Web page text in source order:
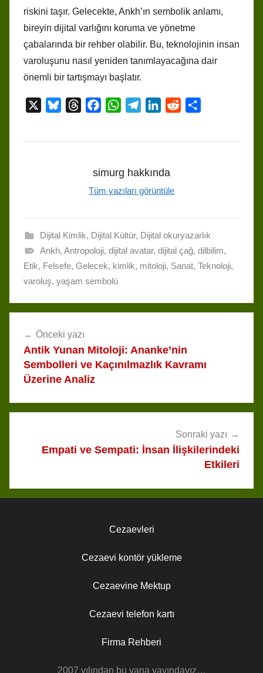
riskini taşır. Gelecekte, Ankh’ın sembolik anlamı,
bireyin dijital varlığını koruma ve yönetme
çabalarında bir rehber olabilir. Bu, teknolojinin insan
varoluşunu nasıl yeniden tanımlayacağına dair
önemli bir tartışmayı başlatır.
o
W
A
p
a
I
simurg hakkında
Tüm yazıları görüntüle
Dijital Kimlik, Dijital Kültür, Dijital okuryazarlık
Ankh, Antropoloji, dijital avatar, dijital çağ, dilbilim,
Etik, Felsefe, Gelecek, kimlik, mitoloji, Sanat, Teknoloji,
varoluş, yaşam sembolü
gezinmesi
Önceki yazı
Antik Yunan Mitoloji: Ananke’nin
Sembolleri ve Kaçınılmazlık Kavramı
Üzerine Analiz
Sonraki yazı
Empati ve Sempati: İnsan İlişkilerindeki
Etkileri
Cezaevleri
Cezaevi kontör yükleme
Cezaevine Mektup
Cezaevi telefon kartı
Firma Rehberi
2007 yılından bu yana yayındayız…